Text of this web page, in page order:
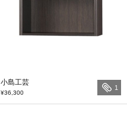
小島工芸
¥36,300
1